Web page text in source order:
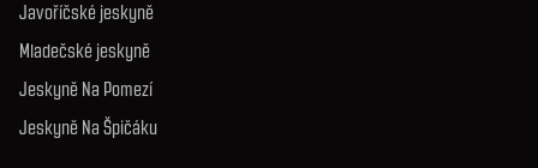
Javoříčské jeskyně
Mladečské jeskyně
Jeskyně Na Pomezí
Jeskyně Na Špičáku